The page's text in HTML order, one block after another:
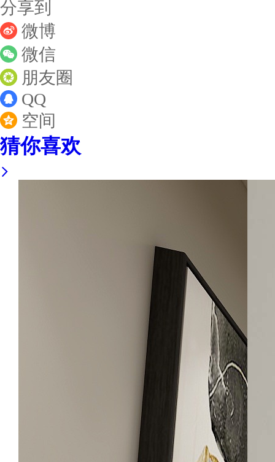
分享到
微博
微信
朋友圈
QQ
空间
猜你喜欢